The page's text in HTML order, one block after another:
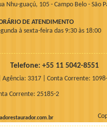
Nhu-guaçú, 105 - Campo Belo - São
DE ATENDIMENTO
à sexta-feira das 9:30 às 18:00
3317 | Conta Corrente:
Corrente: 25185-2
Telefone: +55 11 5042-